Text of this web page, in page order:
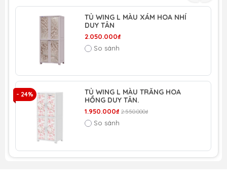
TỦ WING L MÀU XÁM HOA NHÍ
DUY TÂN
2.050.000₫
So sánh
- 24%
TỦ WING L MÀU TRẮNG HOA
HỒNG DUY TÂN.
1.950.000₫ 2.550.000₫
So sánh